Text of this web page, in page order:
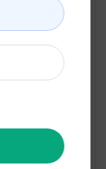
a projekt